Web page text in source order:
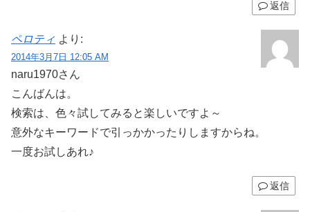
返信
ペロティ より:
2014年3月7日 12:05 AM
naru1970さん
こんばんは。
検索は、色々試してみると楽しいですよ～
意外なキーワードで引っかかったりしますからね。
一度お試しあれ♪
返信